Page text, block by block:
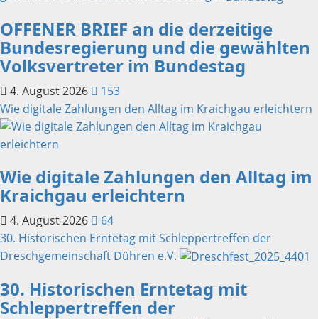
OFFENER BRIEF an die derzeitige
Bundesregierung und die gewählten
Volksvertreter im Bundestag
4. August 2026
153
Wie digitale Zahlungen den Alltag im Kraichgau erleichtern
Wie digitale Zahlungen den Alltag im
Kraichgau erleichtern
4. August 2026
64
30. Historischen Erntetag mit Schleppertreffen der
Dreschgemeinschaft Dühren e.V.
30. Historischen Erntetag mit
Schleppertreffen der